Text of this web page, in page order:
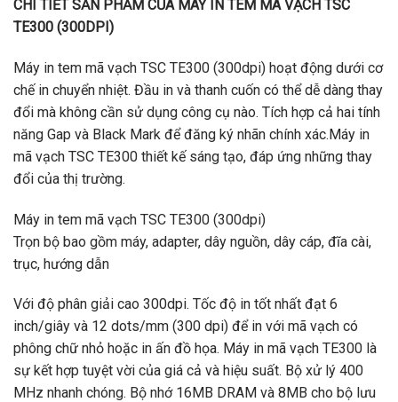
CHI TIẾT SẢN PHẨM CỦA MÁY IN TEM MÃ VẠCH TSC
TE300 (300DPI)
Máy in tem mã vạch TSC TE300 (300dpi) hoạt động dưới cơ
chế in chuyển nhiệt. Đầu in và thanh cuốn có thể dễ dàng thay
đổi mà không cần sử dụng công cụ nào. Tích hợp cả hai tính
năng Gap và Black Mark để đăng ký nhãn chính xác.Máy in
mã vạch TSC TE300 thiết kế sáng tạo, đáp ứng những thay
đổi của thị trường.
Máy in tem mã vạch TSC TE300 (300dpi)
Trọn bộ bao gồm máy, adapter, dây nguồn, dây cáp, đĩa cài,
trục, hướng dẫn
Với độ phân giải cao 300dpi. Tốc độ in tốt nhất đạt 6
inch/giây và 12 dots/mm (300 dpi) để in với mã vạch có
phông chữ nhỏ hoặc in ấn đồ họa. Máy in mã vạch TE300 là
sự kết hợp tuyệt vời của giá cả và hiệu suất. Bộ xử lý 400
MHz nhanh chóng. Bộ nhớ 16MB DRAM và 8MB cho bộ lưu